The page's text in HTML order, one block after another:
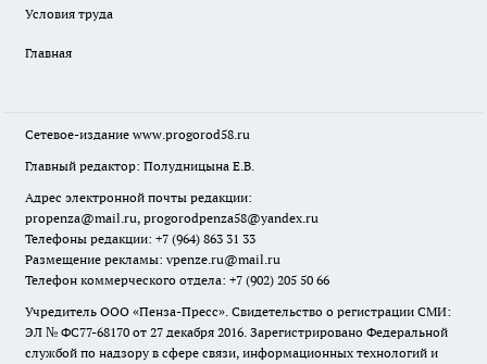
Условия труда
Главная
Сетевое-издание www.progorod58.ru
Главный редактор: Полудницына Е.В.
Адрес электронной почты редакции:
propenza@mail.ru, progorodpenza58@yandex.ru
Телефоны редакции: +7 (964) 863 31 33
Размещение рекламы: vpenze.ru@mail.ru
Телефон коммерческого отдела: +7 (902) 205 50 66
Учредитель ООО «Пенза-Пресс». Свидетельство о регистрации СМИ:
ЭЛ № ФС77-68170 от 27 декабря 2016. Зарегистрировано Федеральной
службой по надзору в сфере связи, информационных технологий и